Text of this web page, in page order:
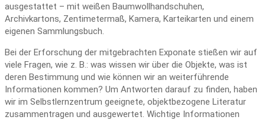
ausgestattet – mit weißen Baumwollhandschuhen,
Archivkartons, Zentimetermaß, Kamera, Karteikarten und einem
eigenen Sammlungsbuch.
Bei der Erforschung der mitgebrachten Exponate stießen wir auf
viele Fragen, wie z. B.: was wissen wir über die Objekte, was ist
deren Bestimmung und wie können wir an weiterführende
Informationen kommen? Um Antworten darauf zu finden, haben
wir im Selbstlernzentrum geeignete, objektbezogene Literatur
zusammentragen und ausgewertet. Wichtige Informationen